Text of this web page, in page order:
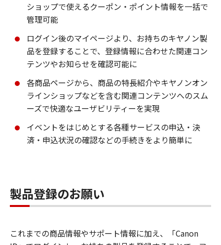
ショップで使えるクーポン・ポイント情報を一括で
管理可能
ログイン後のマイページより、お持ちのキヤノン製
品を登録することで、登録情報に合わせた関連コン
テンツやお知らせを確認可能に
各商品ページから、商品の特長紹介やキヤノンオン
ラインショップなどを含む関連コンテンツへのスム
ーズで快適なユーザビリティーを実現
イベントをはじめとする各種サービスの申込・決
済・申込状況の確認などの手続きをより簡単に
製品登録のお願い
これまでの商品情報やサポート情報に加え、「Canon